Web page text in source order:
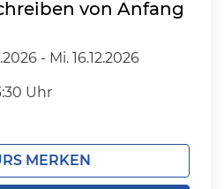
von Anfang
- Mi. 16.12.2026
Uhr
MERKEN